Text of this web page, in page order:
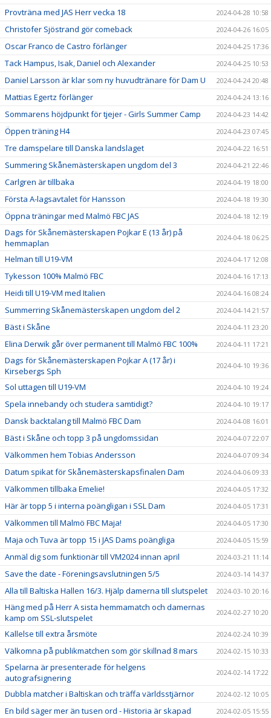
Provträna med JAS Herr vecka 18
2024-04-28 10:58
Christofer Sjöstrand gör comeback 2024-04-26 16:05
Oscar Franco de Castro förlänger 2024-04-25 17:36
Tack Hampus, Isak, Daniel och Alexander 2024-04-25 10:53
Daniel Larsson är klar som ny huvudtränare för Dam U 2024-04-24 20:48
Mattias Egertz förlänger 2024-04-24 13:16
Sommarens höjdpunkt för tjejer - Girls Summer Camp 2024-04-23 14:42
Öppen träning H4 2024-04-23 07:45
Tre damspelare till Danska landslaget 2024-04-22 16:51
Summering Skånemästerskapen ungdom del 3 2024-04-21 22:46
Carlgren är tillbaka 2024-04-19 18:00
Första A-lagsavtalet för Hansson 2024-04-18 19:30
Öppna träningar med Malmö FBC JAS 2024-04-18 12:19
Dags för Skånemästerskapen Pojkar E (13 år) på
hemmaplan
2024-04-18 06:25
Helman till U19-VM 2024-04-17 12:08
Tykesson 100% Malmö FBC 2024-04-16 17:13
Heidi till U19-VM med Italien 2024-04-16 08:24
Summerring Skånemästerskapen ungdom del 2 2024-04-14 21:57
Bäst i Skåne 2024-04-11 23:20
Elina Derwik går över permanent till Malmö FBC 100% 2024-04-11 17:21
Dags för Skånemästerskapen Pojkar A (17 år) i
Kirsebergs Sph
2024-04-10 19:36
Sol uttagen till U19-VM 2024-04-10 19:24
Spela innebandy och studera samtidigt? 2024-04-10 19:17
Dansk backtalang till Malmö FBC Dam 2024-04-08 16:01
Bäst i Skåne och topp 3 på ungdomssidan 2024-04-07 22:07
Välkommen hem Tobias Andersson 2024-04-07 09:34
Datum spikat för Skånemästerskapsfinalen Dam 2024-04-06 09:33
Välkommen tillbaka Emelie! 2024-04-05 17:32
Här är topp 5 i interna poängligan i SSL Dam 2024-04-05 17:31
Välkommen till Malmö FBC Maja! 2024-04-05 17:30
Maja och Tuva är topp 15 i JAS Dams poängliga 2024-04-05 15:59
Anmäl dig som funktionär till VM2024 innan april 2024-03-21 11:14
Save the date - Föreningsavslutningen 5/5 2024-03-14 14:37
Alla till Baltiska Hallen 16/3. Hjälp damerna till slutspelet 2024-03-10 20:16
Häng med på Herr A sista hemmamatch och damernas
kamp om SSL-slutspelet
2024-02-27 10:20
Kallelse till extra årsmöte 2024-02-24 10:39
Välkomna på publikmatchen som gör skillnad 8 mars 2024-02-15 10:33
Spelarna är presenterade för helgens
autografsignering
2024-02-14 17:22
Dubbla matcher i Baltiskan och träffa världsstjärnor 2024-02-12 10:05
En bild säger mer än tusen ord - Historia är skapad 2024-02-05 15:55